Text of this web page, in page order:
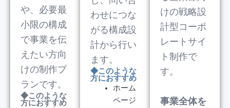
や、必要最
小限の構成
で事業を伝
えたい方向
けの制作プ
ランです。
◆このような
方におすすめ
わせにつな
がる構成設
計から行い
ます。
◆このような
方におすすめ
ホーム
ページ
けの戦略設
計型コーポ
レートサイ
ト制作で
す。
事業全体を